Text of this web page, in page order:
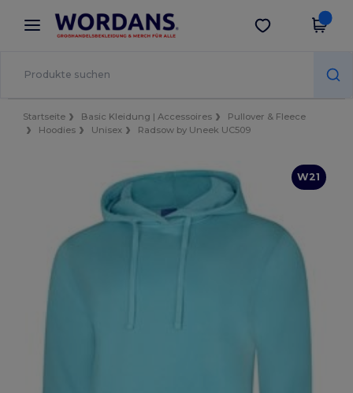
× Wordans App
Bessere Preise in der App!
App holen
Startseite Basic Kleidung | Accessoires
Pullover & Fleece
Hoodies
Unisex Radsow by Uneek UC509
W21